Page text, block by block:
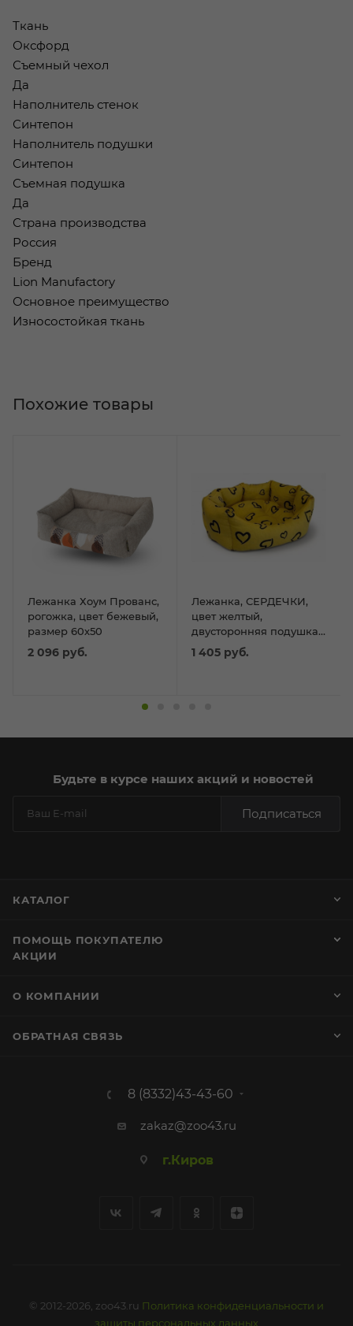
Ткань
Оксфорд
Съемный чехол
Да
Наполнитель стенок
Синтепон
Наполнитель подушки
Синтепон
Съемная подушка
Да
Страна производства
Россия
Бренд
Lion Manufactory
Основное преимущество
Износостойкая ткань
Лежанка Хоум Прованс,
рогожка, цвет бежевый,
размер 60х50
2 096 руб.
Лежанка, СЕРДЕЧКИ,
цвет желтый,
двусторонняя подушка
50х45
1 405 руб.
Похожие товары
Будьте в курсе наших акций и новостей
Подписаться
КАТАЛОГ
ПОМОЩЬ ПОКУПАТЕЛЮ
АКЦИИ
О КОМПАНИИ
ОБРАТНАЯ СВЯЗЬ
8 (8332)43-43-60
zakaz@zoo43.ru
г.Киров
© 2012-2026, zoo43.ru Политика конфиденциальности и
защиты персональных данных